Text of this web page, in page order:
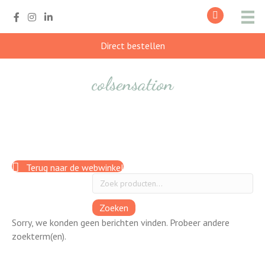
Direct bestellen
colsensation
Terug naar de webwinkel
Zoeken
Sorry, we konden geen berichten vinden. Probeer andere
zoekterm(en).